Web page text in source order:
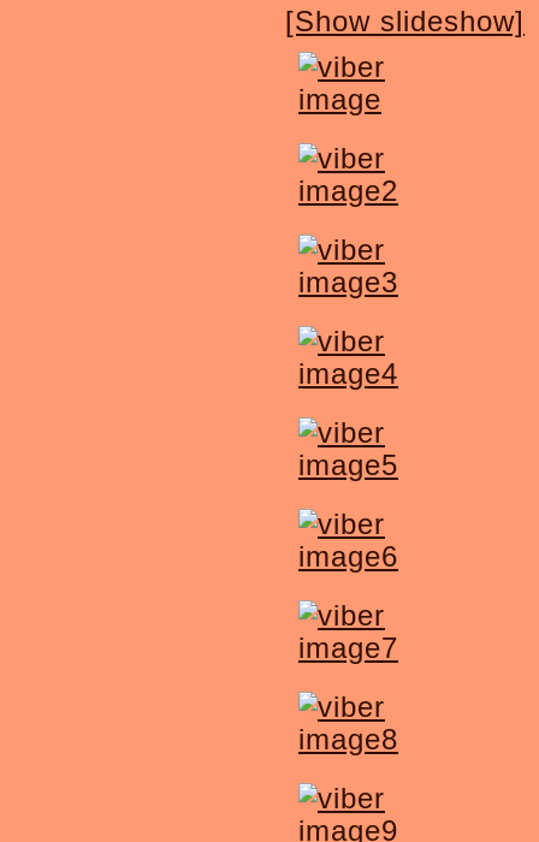
[Show slideshow]